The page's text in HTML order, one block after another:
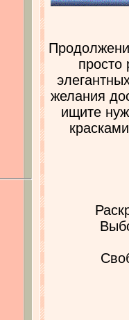
просто
желания
ищите